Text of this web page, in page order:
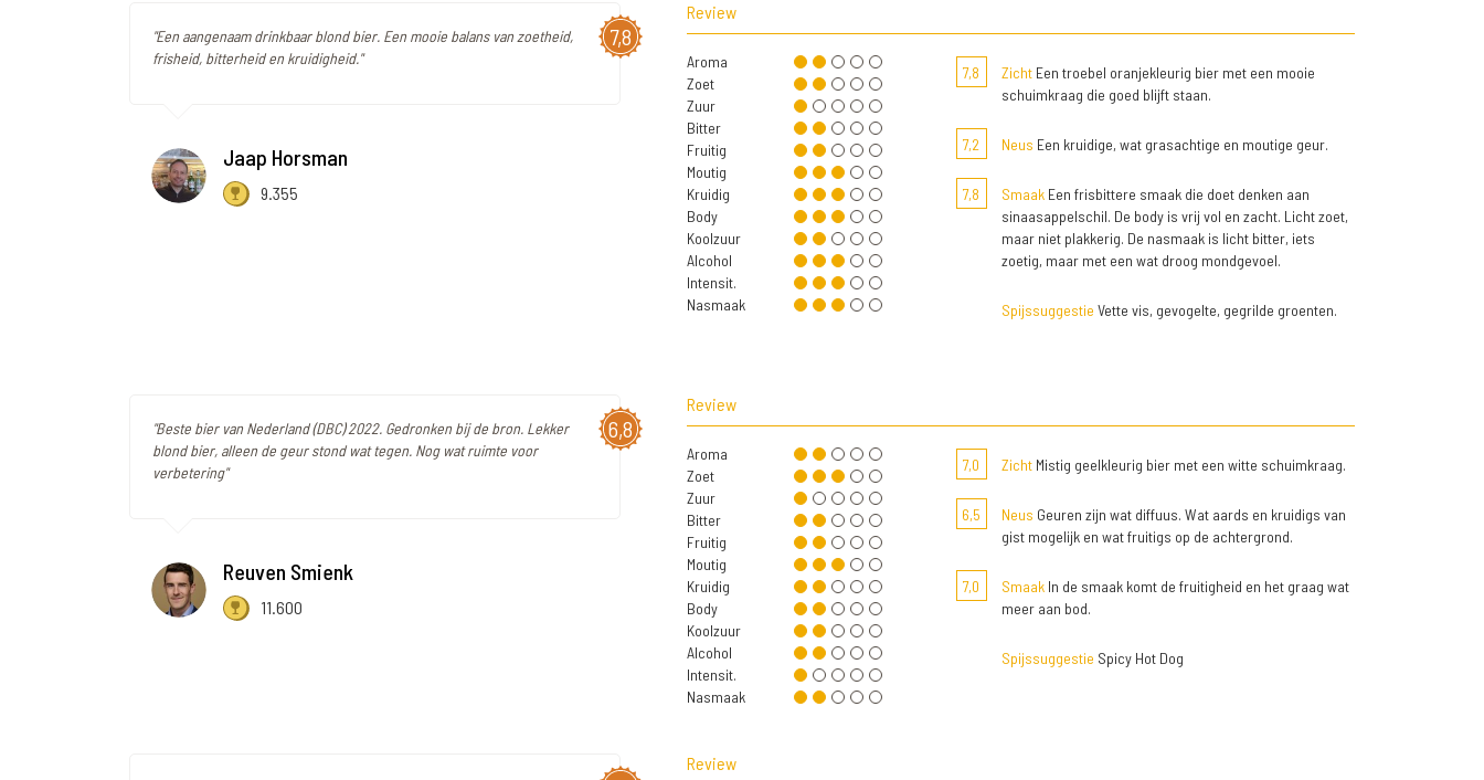
7,8
"Een aangenaam drinkbaar blond bier. Een mooie balans van zoetheid,
frisheid, bitterheid en kruidigheid."
Jaap Horsman
9.355
Review
Aroma
Zoet
Zuur
Bitter
Fruitig
Moutig
Kruidig
Body
Koolzuur
Alcohol
Intensit.
Nasmaak
7,8 ZichtEen troebel oranjekleurig bier met een mooie
schuimkraag die goed blijft staan.
7,2 Neus Een kruidige, wat grasachtige en moutige geur.
7,8 SmaakEen frisbittere smaak die doet denken aan
sinaasappelschil. De body is vrij vol en zacht. Licht zoet,
maar niet plakkerig. De nasmaak is licht bitter, iets
zoetig, maar met een wat droog mondgevoel.
Spijssuggestie Vette vis, gevogelte, gegrilde groenten.
6,8
"Beste bier van Nederland (DBC) 2022. Gedronken bij de bron. Lekker
blond bier, alleen de geur stond wat tegen. Nog wat ruimte voor
verbetering"
Reuven Smienk
11.600
Review
Aroma
Zoet
Zuur
Bitter
Fruitig
Moutig
Kruidig
Body
Koolzuur
Alcohol
Intensit.
Nasmaak
7,0 ZichtMistig geelkleurig bier met een witte schuimkraag.
6,5 Neus Geuren zijn wat diffuus. Wat aards en kruidigs van
gist mogelijk en wat fruitigs op de achtergrond.
7,0 SmaakIn de smaak komt de fruitigheid en het graag wat
meer aan bod.
Spijssuggestie Spicy Hot Dog
Review